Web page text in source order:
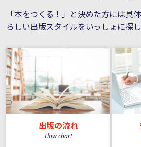
「本をつくる！」と決めた方には具
らしい出版スタイルをいっしょに探し
出版の流れ
Flow chart